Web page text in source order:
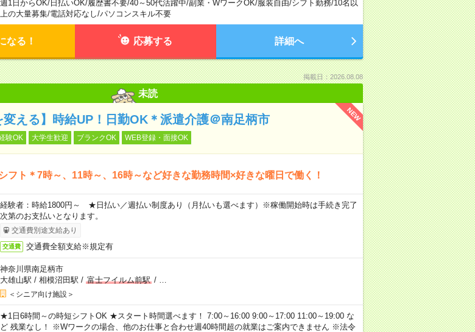
週1日からOK/日払いOK/履歴書不要/40～50代活躍中/副業・WワークOK/服装自由/シフト勤務/10名以
上の大量募集/電話対応なし/パソコンスキル不要
なる！ 応募する 詳細へ
掲載日：2026.08.08
未読
NEW
変える】時給UP！日勤OK＊派遣介護＠南足柄市
験OK 大学生歓迎 ブランクOK WEB登録・面接OK
フト＊7時～、11時～、16時～など好きな勤務時間×好きな曜日で働く！
経験者：時給1800円～ ★日払い／週払い制度あり（月払いも選べます）※稼働開始時は手続き完了
次第のお支払いとなります。
交通費別途支給あり
交通費 交通費全額支給※規定有
神奈川県南足柄市
大雄山駅 / 相模沼田駅 / 富士フイルム前駅/
＜シニア向け施設＞
★1日6時間～の時短シフトOK ★スタート時間選べます！ 7:00～16:00 9:00～17:00 11:00～19:00 な
ど 残業なし！ ※Wワークの場合、他のお仕事と合わせ週40時間超の就業はご案内できません ※法令